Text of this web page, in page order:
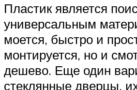
Пластик является
универсальным
моется, быстро и
монтируется, но и
дешево. Еще один
стеклянные дверцы,